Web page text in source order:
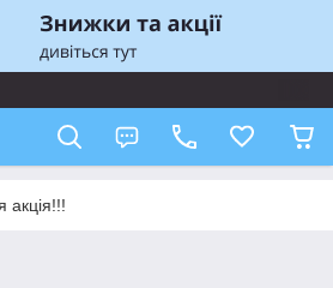
акція!!!